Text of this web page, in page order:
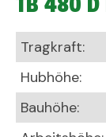
Tragkraft:
Hubhöhe:
Bauhöhe: